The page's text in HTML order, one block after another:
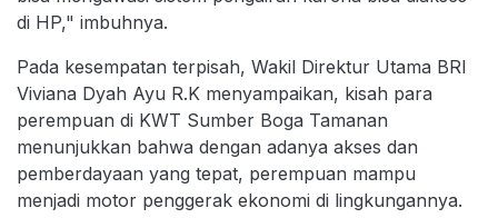
di HP," imbuhnya.
Pada kesempatan terpisah, Wakil Direktur Utama BRI
Viviana Dyah Ayu R.K menyampaikan, kisah para
perempuan di KWT Sumber Boga Tamanan
menunjukkan bahwa dengan adanya akses dan
pemberdayaan yang tepat, perempuan mampu
menjadi motor penggerak ekonomi di lingkungannya.